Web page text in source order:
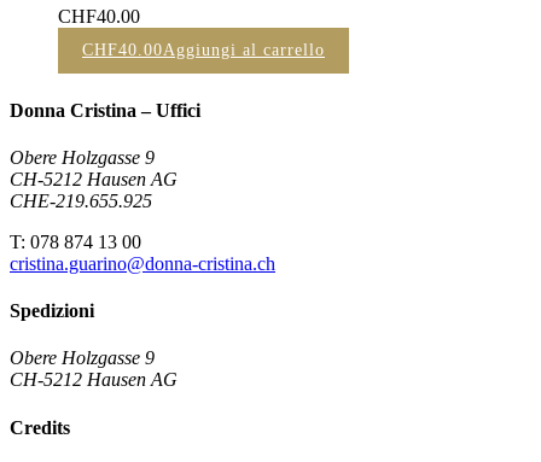
CHF40.00
CHF40.00Aggiungi al carrello
Donna Cristina – Uffici
Obere Holzgasse 9
CH-5212 Hausen AG
CHE-219.655.925
T: 078 874 13 00
cristina.guarino@donna-cristina.ch
Spedizioni
Obere Holzgasse 9
CH-5212 Hausen AG
Credits